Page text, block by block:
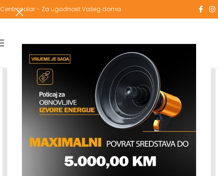
Centrosolar - Za ugodnost Vašeg doma